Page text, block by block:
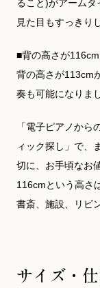
ること)がアームタ
見た目もすっきり
■背の高さが116cm
背の高さが113cm
奏も可能になりま
「電子ピアノか
ィック探し」で、
切に、お手頃なお
116cmという高さ
書斎、施設、リビ
サイズ・